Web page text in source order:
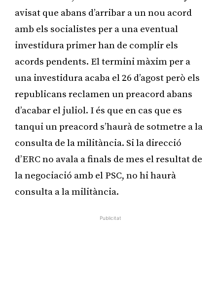
avisat que abans d’arribar a un nou acord
amb els socialistes per a una eventual
investidura primer han de complir els
acords pendents. El termini màxim per a
una investidura acaba el 26 d’agost però els
republicans reclamen un preacord abans
d’acabar el juliol. I és que en cas que es
tanqui un preacord s’haurà de sotmetre a la
consulta de la militància. Si la direcció
d’ERC no avala a finals de mes el resultat de
la negociació amb el PSC, no hi haurà
consulta a la militància.
Publicitat